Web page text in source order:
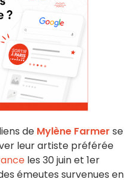
de Mylène Farmer se
leur artiste préférée
les 30 juin et 1er
émeutes survenues en